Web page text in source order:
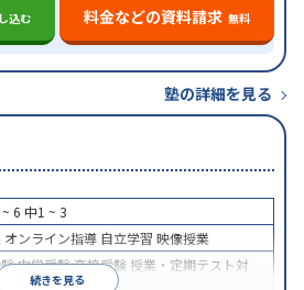
込む 料金などの資料請求 無料
塾の詳細を見る
続きを見る
6 中1 ~ 3
オンライン指導 自立学習 映像授業
中学受験高校受験 授業・定期テスト対